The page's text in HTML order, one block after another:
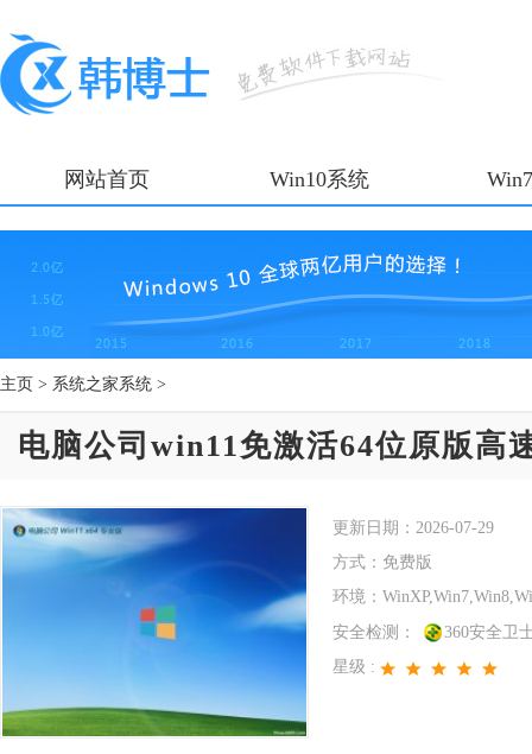
网站首页 Win10系统
主页 > 系统之家系统 >
电脑公司win11免激活64位原版高
更新日期： 2026-07-29
方式： 免费版
环境：
安全检测：
360安全卫
星级 :